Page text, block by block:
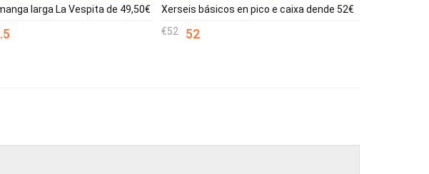
larga La Vespita de 49,50€
Xerseis básicos en pico e caixa dende 52€
52
52